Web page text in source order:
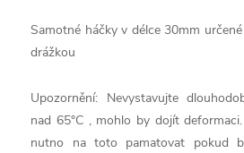
Samotné háčky v délce 30mm
drážkou
Upozornění: Nevystavujte
nad 65°C , mohlo by dojít
nutno na toto pamatovat pokud